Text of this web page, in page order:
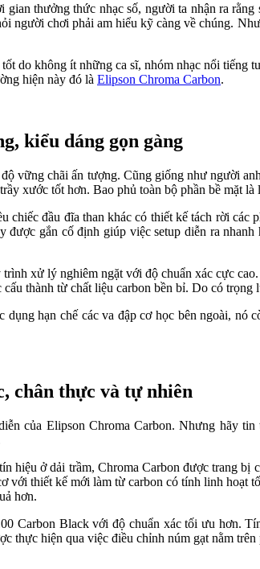
thưởng thức nhạc số, người ta nhận ra
chơi phải am hiểu kỹ càng về chúng.
do không ít những ca sĩ, nhóm nhạc nổi
hiện này đó là Elipson Chroma Carbon.
kiểu dáng gọn gàng
vững chãi ấn tượng. Cũng giống như người
xước tốt hơn. Bao phủ toàn bộ phần bề mặt
đầu đĩa than khác có thiết kế tách rời các
gắn cố định giúp việc setup diễn ra
xử lý nghiêm ngặt với độ chuẩn xác cực
thành từ chất liệu carbon bền bỉ. Do có
hạn chế các va đập cơ học bên ngoài,
chân thực và tự nhiên
của Elipson Chroma Carbon. Nhưng hãy
hiệu ở dải trầm, Chroma Carbon được trang
với thiết kế mới làm từ carbon có tính linh
hơn.
Carbon Black với độ chuẩn xác tối ưu hơn.
thực hiện qua việc điều chỉnh núm gạt nằm